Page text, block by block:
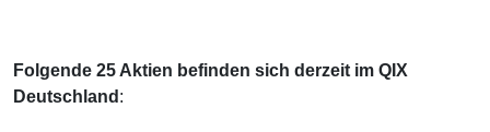
Folgende 25 Aktien befinden sich derzeit im QIX
Deutschland :